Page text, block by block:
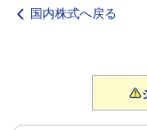
国内株式へ戻る